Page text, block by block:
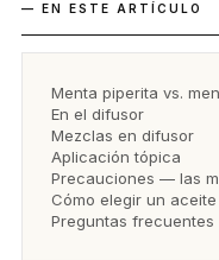
— EN ESTE ARTÍCULO
Menta piperita vs.
En el difusor
Mezclas en difusor
Aplicación tópica
Precauciones — las
Cómo elegir un
Preguntas frecuentes